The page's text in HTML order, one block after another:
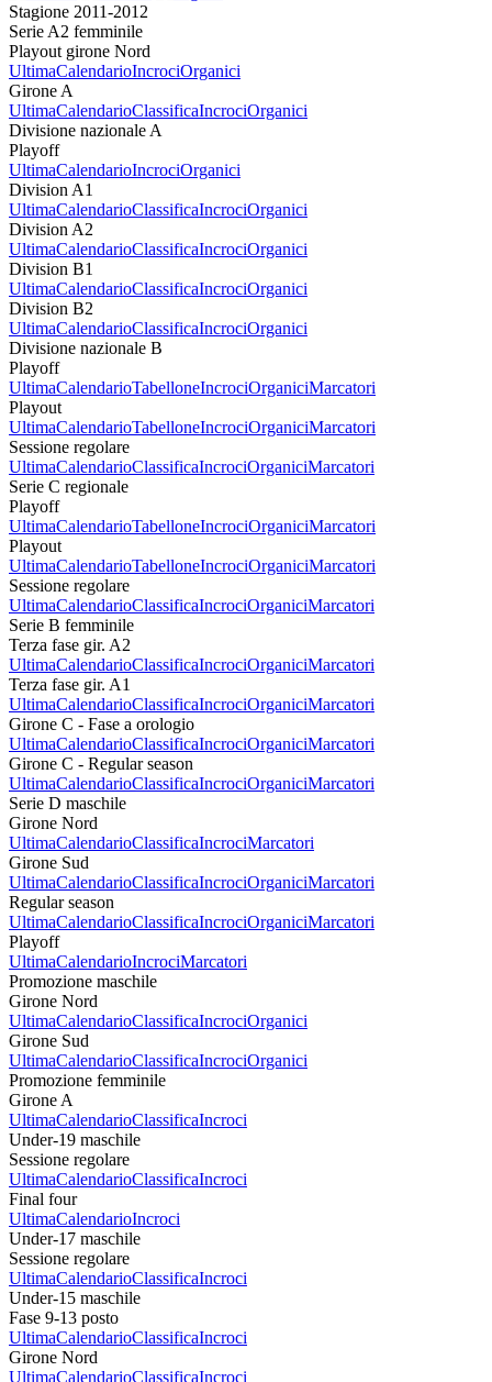
Stagione 2011-2012
Serie A2 femminile
Playout girone Nord
UltimaCalendarioIncrociOrganici
Girone A
UltimaCalendarioClassificaIncrociOrganici
Divisione nazionale A
Playoff
UltimaCalendarioIncrociOrganici
Division A1
UltimaCalendarioClassificaIncrociOrganici
Division A2
UltimaCalendarioClassificaIncrociOrganici
Division B1
UltimaCalendarioClassificaIncrociOrganici
Division B2
UltimaCalendarioClassificaIncrociOrganici
Divisione nazionale B
Playoff
UltimaCalendarioTabelloneIncrociOrganiciMarcatori
Playout
UltimaCalendarioTabelloneIncrociOrganiciMarcatori
Sessione regolare
UltimaCalendarioClassificaIncrociOrganiciMarcatori
Serie C regionale
Playoff
UltimaCalendarioTabelloneIncrociOrganiciMarcatori
Playout
UltimaCalendarioTabelloneIncrociOrganiciMarcatori
Sessione regolare
UltimaCalendarioClassificaIncrociOrganiciMarcatori
Serie B femminile
Terza fase gir. A2
UltimaCalendarioClassificaIncrociOrganiciMarcatori
Terza fase gir. A1
UltimaCalendarioClassificaIncrociOrganiciMarcatori
Girone C - Fase a orologio
UltimaCalendarioClassificaIncrociOrganiciMarcatori
Girone C - Regular season
UltimaCalendarioClassificaIncrociOrganiciMarcatori
Serie D maschile
Girone Nord
UltimaCalendarioClassificaIncrociMarcatori
Girone Sud
UltimaCalendarioClassificaIncrociOrganiciMarcatori
Regular season
UltimaCalendarioClassificaIncrociOrganiciMarcatori
Playoff
UltimaCalendarioIncrociMarcatori
Promozione maschile
Girone Nord
UltimaCalendarioClassificaIncrociOrganici
Girone Sud
UltimaCalendarioClassificaIncrociOrganici
Promozione femminile
Girone A
UltimaCalendarioClassificaIncroci
Under-19 maschile
Sessione regolare
UltimaCalendarioClassificaIncroci
Final four
UltimaCalendarioIncroci
Under-17 maschile
Sessione regolare
UltimaCalendarioClassificaIncroci
Under-15 maschile
Fase 9-13 posto
UltimaCalendarioClassificaIncroci
Girone Nord
UltimaCalendarioClassificaIncroci